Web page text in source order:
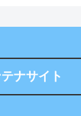
【第7
マ『ラム
ナサイト